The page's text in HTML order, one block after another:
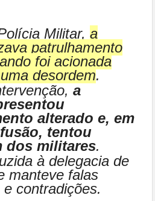
Militar,a
patrulhamento
foi acionada
desordem.
a
alterado e, em
tentou
dos militares.
à delegacia de
manteve falas
contradições.